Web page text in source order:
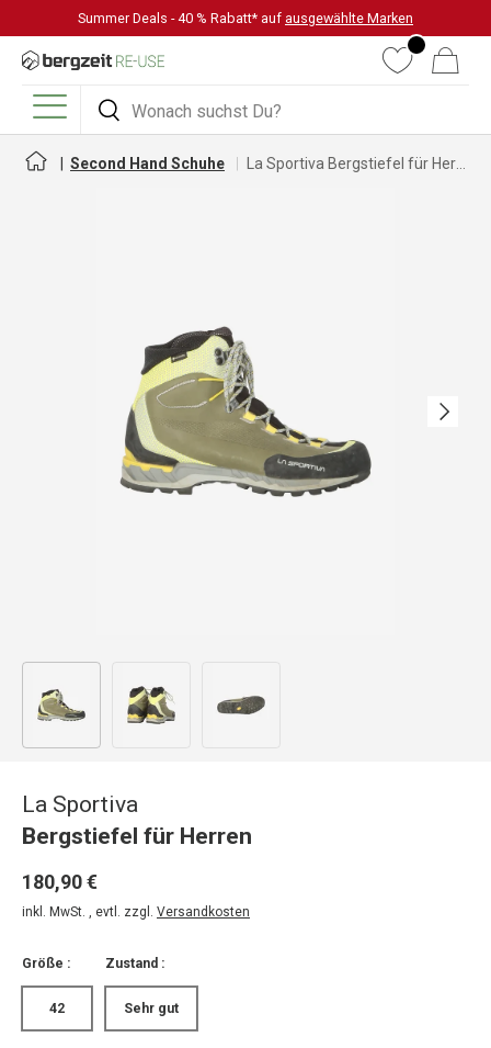
DIREKT ZUM INHALT
Summer Deals - 40 % Rabatt* auf ausgewählte Marken
Suchen
Suchen
WunschlisteWarenkorb
Menü
Second Hand Schuhe
Nächste
Bild 1 in Galerieansicht laden
La Sportiva
Bergstiefel für Herren
180,90 €
inkl. MwSt. , evtl. zzgl. Versandkosten
Größe :
42
Zustand :
Sehr gut